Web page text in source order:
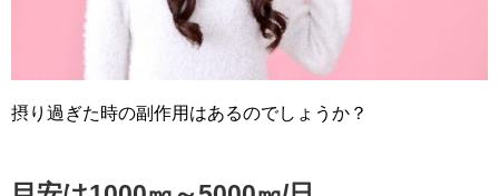
摂り過ぎた時の副作用はあるのでしょうか？